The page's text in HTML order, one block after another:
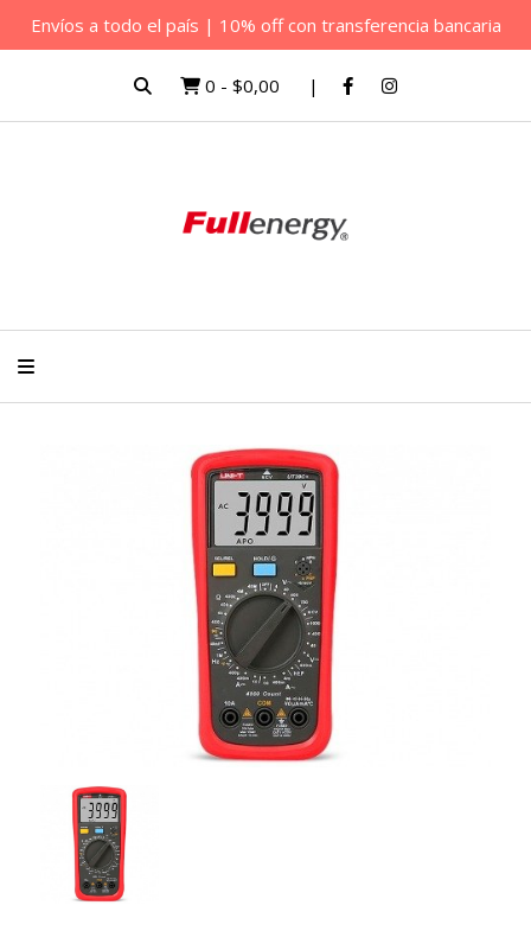
Envíos a todo el país | 10% off con transferencia bancaria
0 - $0,00